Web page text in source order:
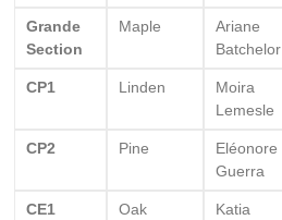
Grande
Section
Maple
Ariane
Batchelor
CP1 Linden
Moira
Lemesle
CP2 Pine
Eléonore
Guerra
CE1 Oak
Katia